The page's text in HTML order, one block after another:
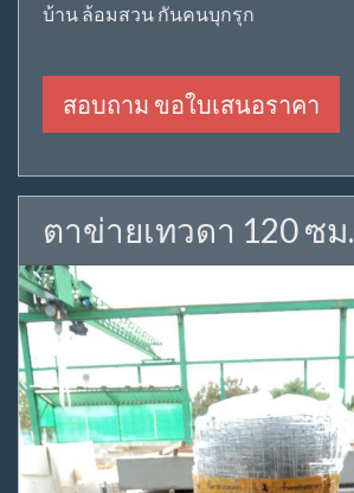
บ้าน ล้อมสวน กันคนบุกรุก
สอบถาม ขอใบเสนอราคา
ตาข่ายเทวดา 120 ซม.